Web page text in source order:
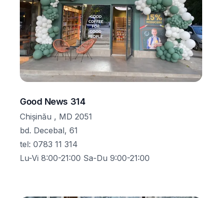
Good News 314
Chișinău , MD 2051
bd. Decebal, 61
tel: 0783 11 314
Lu-Vi 8:00-21:00 Sa-Du 9:00-21:00